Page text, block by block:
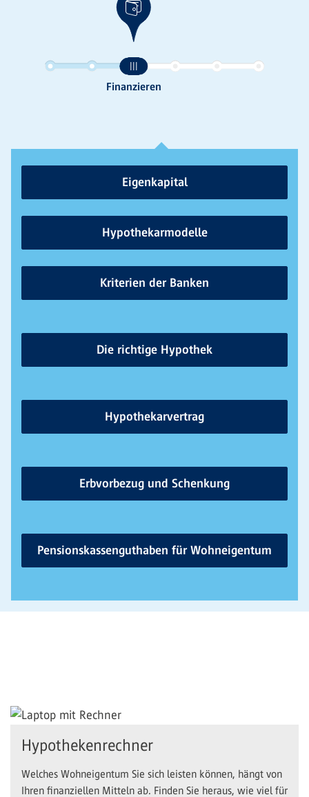
Eigenkapital
Hypothekarmodelle
Kriterien der Banken
Die richtige Hypothek
Hypothekarvertrag
Erbvorbezug und Schenkung
Pensionskassenguthaben für Wohneigentum
Hypothekenrechner
Welches Wohneigentum Sie sich leisten können, hängt von
Ihren finanziellen Mitteln ab. Finden Sie heraus, wie viel für